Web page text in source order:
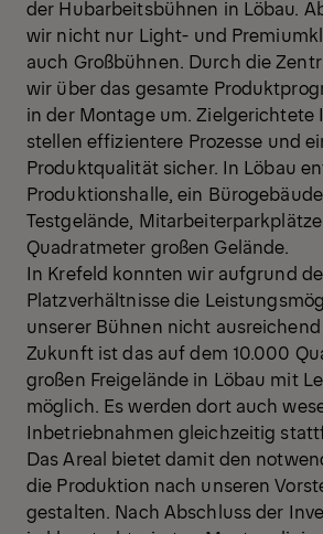
der Hubarbeitsbühnen in Löbau.
wir nicht nur Light- und
auch Großbühnen. Durch die
wir über das gesamte
in der Montage um. Zielgerichtete
stellen effizientere Prozesse und
Produktqualität sicher. In Löbau
Produktionshalle, ein
Testgelände,
Quadratmeter großen Gelände.
In Krefeld konnten wir aufgrund
Platzverhältnisse die
unserer Bühnen nicht
Zukunft ist das auf dem 10.000
großen Freigelände in Löbau mit
möglich. Es werden dort auch
Inbetriebnahmen gleichzeitig
Das Areal bietet damit den
die Produktion nach unseren
gestalten. Nach Abschluss der